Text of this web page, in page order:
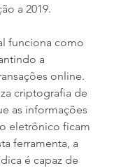
a 2019.
funciona como
a
online.
criptografia de
as informações
eletrônico ficam
ferramenta, a
é capaz de